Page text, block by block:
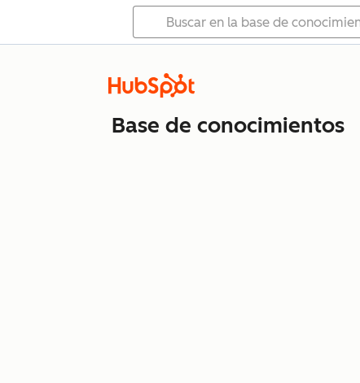
Base de conocimientos